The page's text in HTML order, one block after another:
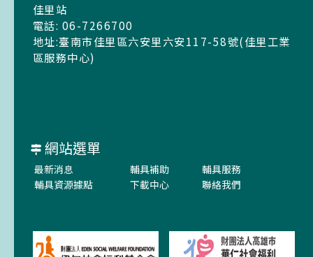
佳里站
電話: 06-7266700
地址:臺南市佳里區六安里六安117-58號(佳里工業
區服務中心)
網站選單
最新消息 輔具補助
輔具服務
輔具資源據點
下載中心 聯絡我們